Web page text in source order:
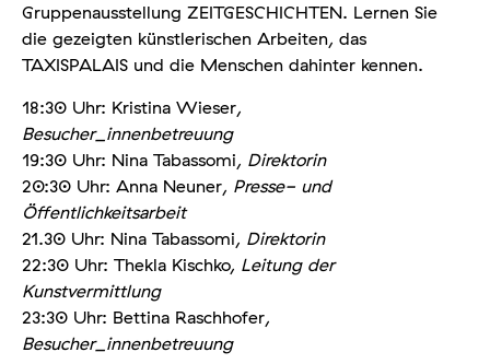
Gruppenausstellung ZEITGESCHICHTEN. Lernen Sie
die gezeigten künstlerischen Arbeiten, das
TAXISPALAIS und die Menschen dahinter kennen.
18:30 Uhr: Kristina Wieser,
Besucher_innenbetreuung
19:30 Uhr: Nina Tabassomi, Direktorin
20:30 Uhr: Anna Neuner, Presse- und
Öffentlichkeitsarbeit
21.30 Uhr: Nina Tabassomi, Direktorin
22:30 Uhr: Thekla Kischko, Leitung der
Kunstvermittlung
23:30 Uhr: Bettina Raschhofer,
Besucher_innenbetreuung